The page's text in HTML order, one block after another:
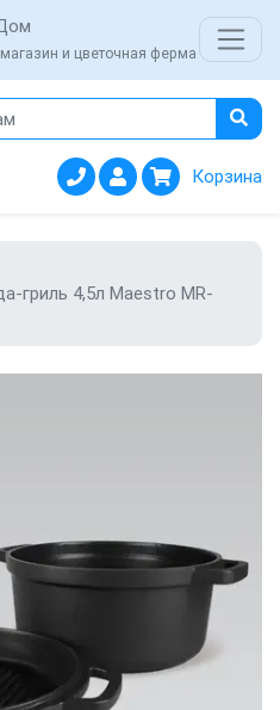
магазин и цветочная ферма
Корзина
гриль 4,5л Maestro MR-